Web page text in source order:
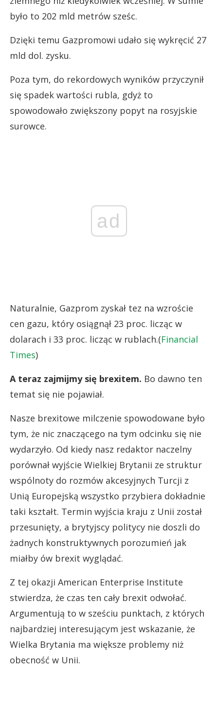
było to 202 mld metrów sześc.
Dzięki temu Gazpromowi udało się wykręcić 27
mld dol. zysku.
Poza tym, do rekordowych wyników przyczynił
się spadek wartości rubla, gdyż to
spowodowało zwiększony popyt na rosyjskie
surowce.
ad
Naturalnie, Gazprom zyskał tez na wzroście
cen gazu, który osiągnął 23 proc. licząc w
dolarach i 33 proc. licząc w rublach.(Financial
Times)
A teraz zajmijmy się brexitem. Bo dawno ten
temat się nie pojawiał.
Nasze brexitowe milczenie spowodowane było
tym, że nic znaczącego na tym odcinku się nie
wydarzyło. Od kiedy nasz redaktor naczelny
porównał wyjście Wielkiej Brytanii ze struktur
wspólnoty do rozmów akcesyjnych Turcji z
Unią Europejską wszystko przybiera dokładnie
taki kształt. Termin wyjścia kraju z Unii został
przesunięty, a brytyjscy politycy nie doszli do
żadnych konstruktywnych porozumień jak
miałby ów brexit wyglądać.
Z tej okazji American Enterprise Institute
stwierdza, że czas ten cały brexit odwołać.
Argumentują to w sześciu punktach, z których
najbardziej interesującym jest wskazanie, że
Wielka Brytania ma większe problemy niż
obecność w Unii.